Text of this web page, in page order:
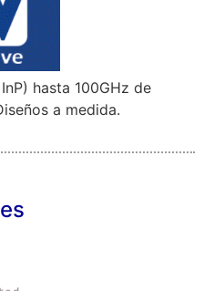
hasta 100GHz de
a medida.